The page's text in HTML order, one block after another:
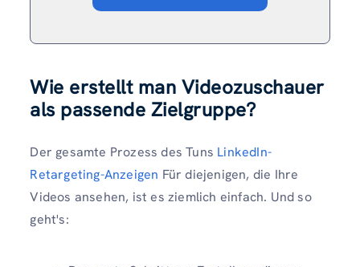
Wie erstellt man Videozuschauer
als passende Zielgruppe?
Der gesamte Prozess des Tuns LinkedIn-
Retargeting-Anzeigen Für diejenigen, die Ihre
Videos ansehen, ist es ziemlich einfach. Und so
geht's: